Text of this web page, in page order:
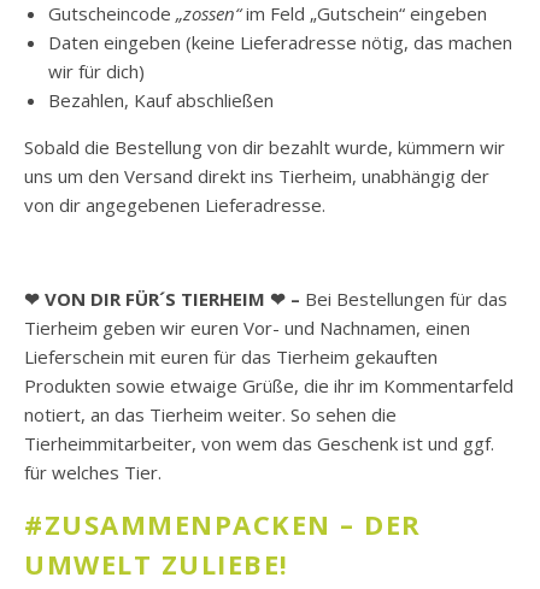
Gutscheincode „zossen“im Feld „Gutschein“ eingeben
Daten eingeben (keine Lieferadresse nötig, das machen
wir für dich)
Bezahlen, Kauf abschließen
Sobald die Bestellung von dir bezahlt wurde, kümmern wir
uns um den Versand direkt ins Tierheim, unabhängig der
von dir angegebenen Lieferadresse.
❤ VON DIR FÜR´S TIERHEIM ❤ – Bei Bestellungen für das
Tierheim geben wir euren Vor- und Nachnamen, einen
Lieferschein mit euren für das Tierheim gekauften
Produkten sowie etwaige Grüße, die ihr im Kommentarfeld
notiert, an das Tierheim weiter. So sehen die
Tierheimmitarbeiter, von wem das Geschenk ist und ggf.
für welches Tier.
#ZUSAMMENPACKEN – DER
UMWELT ZULIEBE!